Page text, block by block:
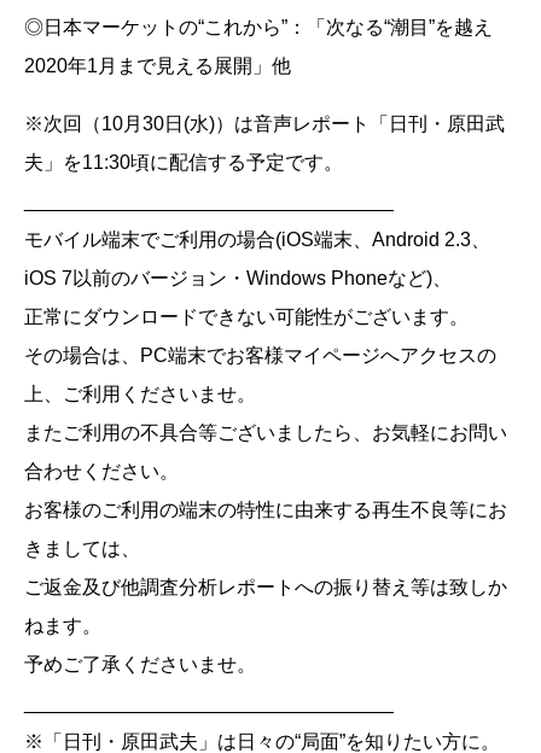
◎日本マーケットの“これから”：「次なる“潮目”を越え
2020年1月まで見える展開」他
※次回（10月30日(水)）は音声レポート「日刊・原田武
夫」を11:30頃に配信する予定です。
モバイル端末でご利用の場合(iOS端末、Android 2.3、
iOS 7以前のバージョン・Windows Phoneなど)、
正常にダウンロードできない可能性がございます。
その場合は、PC端末でお客様マイページへアクセスの
上、ご利用くださいませ。
またご利用の不具合等ございましたら、お気軽にお問い
合わせください。
お客様のご利用の端末の特性に由来する再生不良等にお
きましては、
ご返金及び他調査分析レポートへの振り替え等は致しか
ねます。
予めご了承くださいませ。
※「日刊・原田武夫」は日々の“局面”を知りたい方に。